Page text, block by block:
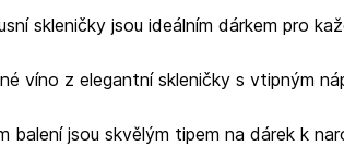
skleničky jsou ideálním dárkem pro
víno z elegantní skleničky s vtipným
balení jsou skvělým tipem na dárek k